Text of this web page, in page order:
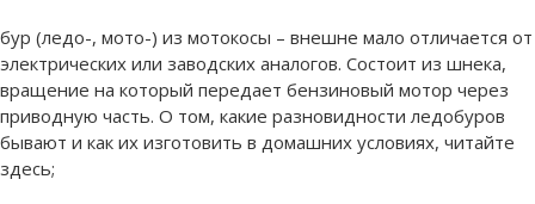
бур (ледо-, мото-) из мотокосы – внешне мало отличается от
электрических или заводских аналогов. Состоит из шнека,
вращение на который передает бензиновый мотор через
приводную часть. О том, какие разновидности ледобуров
бывают и как их изготовить в домашних условиях, читайте
здесь;